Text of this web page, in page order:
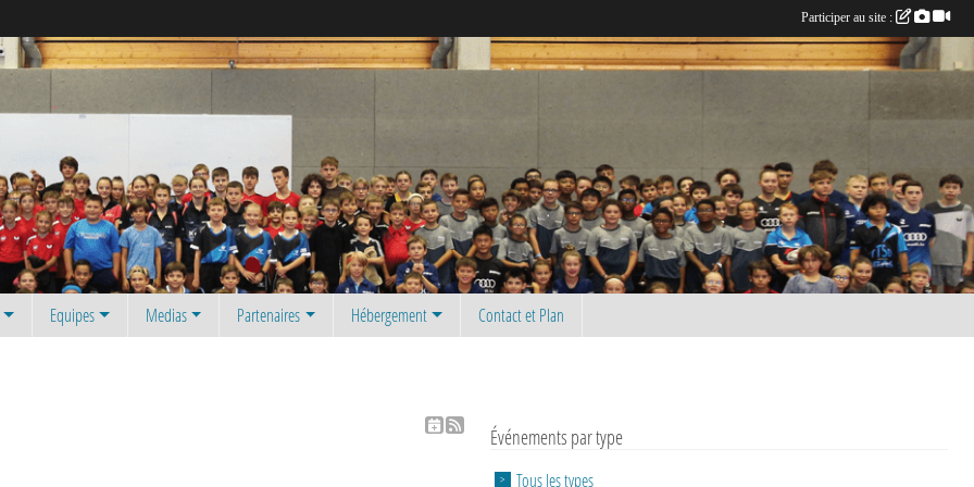
Equipes Medias Partenaires Hébergement Contact et Plan
Événements par type
Tous les types
Participer au site :